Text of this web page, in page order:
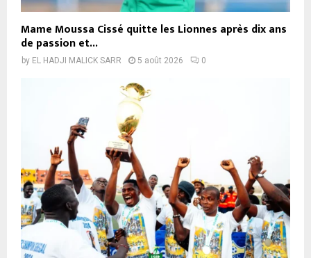
Mame Moussa Cissé quitte les Lionnes après dix ans
de passion et...
by EL HADJI MALICK SARR 5 août 2026 0